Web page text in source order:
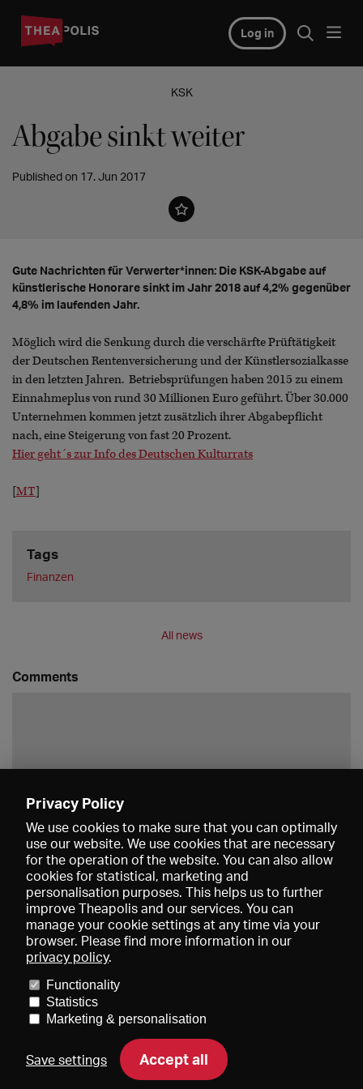
Log in
KSK
Abgabe sinkt weiter
Published on 17. Jun 2017
Gute Nachrichten für Verwerter*innen: Die KSK-Abgabe auf
künstlerische Honorare sinkt im Jahr 2018 auf 4,2% gegenüber
4,8% im laufenden Jahr.
Möglich wird die Senkung durch die verschärfte Prüftätigkeit
der Deutschen Rentenversicherung und der Künstlersozialkasse
in den letzten Jahren. Betriebsprüfungen haben 2015 zu einem
Einnahmeplus von rund 30 Millionen Euro geführt. Über 30.000
Unternehmen kommen jetzt zusätzlich ihrer Abgabepflicht
nach, eine Steigerung von fast 20 Prozent.
Hier geht´s zur Info des Deutschen Kulturrats
[MT]
Tags
Finanzen
All news
Comments
About us
Imprint
DE EN FR
Privacy Policy
We use cookies to make sure that you can optimally
use our website. We use cookies that are necessary
for the operation of the website. You can also allow
cookies for statistical, marketing and
personalisation purposes. This helps us to further
improve Theapolis and our services. You can
manage your cookie settings at any time via your
browser. Please find more information in our
privacy policy.
Functionality
Statistics
Marketing & personalisation
Save settings Accept all